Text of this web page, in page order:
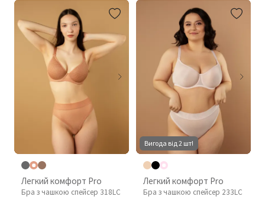
Легкий комфорт Pro
Бра з чашкою спейсер 318LC
Вигода від 2 шт!
Легкий комфорт Pro
Бра з чашкою спейсер 233LC